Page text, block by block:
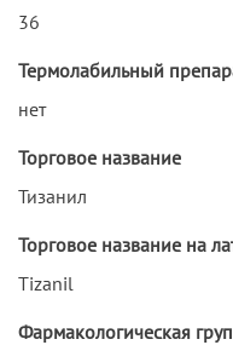
36
Термолабильный
нет
Торговое название
Тизанил
Торговое название на
Tizanil
Фармакологическая